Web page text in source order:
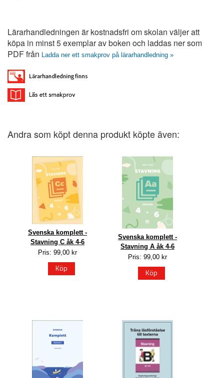
Lärarhandledningen är kostnadsfri om skolan väljer att
köpa in minst 5 exemplar av boken och laddas ner som
PDF från Ladda ner ett smakprov på lärarhandledning »
Andra som köpt denna produkt köpte även:
Svenska komplett -
Stavning C åk 4-6
Pris: 99,00 kr
Köp
Svenska komplett -
Stavning A åk 4-6
Pris: 99,00 kr
Köp